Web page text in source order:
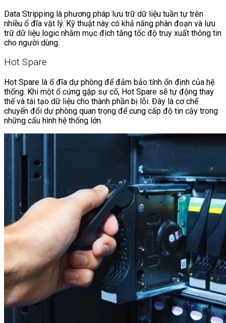
Data Stripping là phương pháp lưu trữ dữ liệu tuần tự trên
nhiều ổ đĩa vật lý. Kỹ thuật này có khả năng phân đoạn và lưu
trữ dữ liệu logic nhằm mục đích tăng tốc độ truy xuất thông tin
cho người dùng.
Hot Spare
Hot Spare là ổ đĩa dự phòng để đảm bảo tính ổn định của hệ
thống. Khi một ổ cứng gặp sự cố, Hot Spare sẽ tự động thay
thế và tái tạo dữ liệu cho thành phần bị lỗi. Đây là cơ chế
chuyển đổi dự phòng quan trọng để cung cấp độ tin cậy trong
những cấu hình hệ thống lớn.